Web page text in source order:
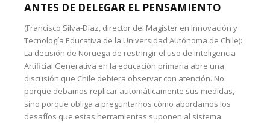
ANTES DE DELEGAR EL PENSAMIENTO
(Francisco Silva-Díaz, director del Magíster en Innovación y
Tecnología Educativa de la Universidad Autónoma de Chile):
La decisión de Noruega de restringir el uso de Inteligencia
Artificial Generativa en la educación primaria abre una
discusión que Chile debiera observar con atención. No
porque debamos replicar automáticamente sus medidas,
sino porque obliga a preguntarnos cómo abordamos los
desafíos que estas herramientas suponen al sistema